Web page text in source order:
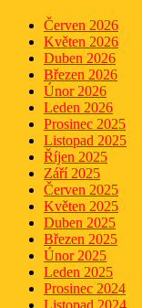
Červen 2026
Květen 2026
Duben 2026
Březen 2026
Únor 2026
Leden 2026
Prosinec 2025
Listopad 2025
Říjen 2025
Září 2025
Červen 2025
Květen 2025
Duben 2025
Březen 2025
Únor 2025
Leden 2025
Prosinec 2024
Listopad 2024